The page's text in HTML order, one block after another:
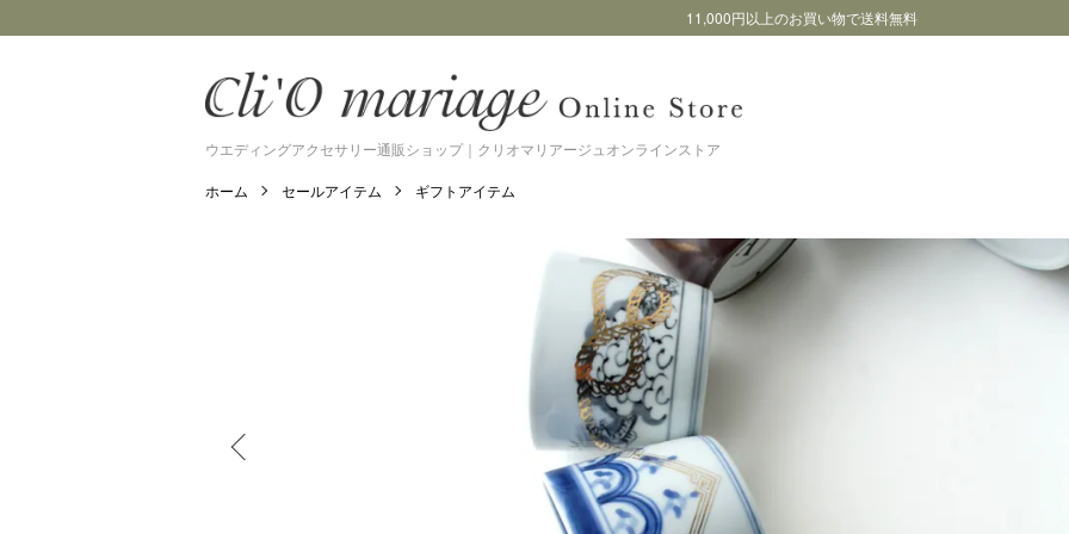
11,000円以上のお買い物で送料無料
ウエディングアクセサリー通販ショップ｜クリオマリアージュオンラインストア
ホーム セールアイテム ギフトアイテム